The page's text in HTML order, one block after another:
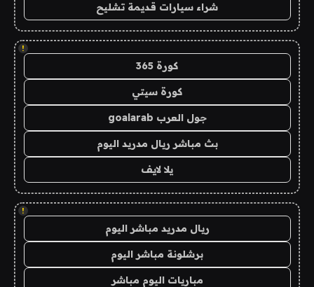
شراء سيارات قديمة تشليح
!
كورة 365
كورة سيتي
جول العرب goalarab
بث مباشر ريال مدريد اليوم
يلا لايف
!
ريال مدريد مباشر اليوم
برشلونة مباشر اليوم
مباريات اليوم مباشر